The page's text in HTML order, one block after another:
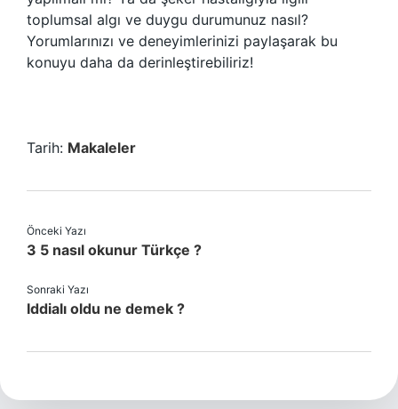
toplumsal algı ve duygu durumunuz nasıl?
Yorumlarınızı ve deneyimlerinizi paylaşarak bu
konuyu daha da derinleştirebiliriz!
Tarih: Makaleler
Önceki Yazı
3 5 nasıl okunur Türkçe ?
Sonraki Yazı
Iddialı oldu ne demek ?